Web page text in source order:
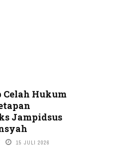
Hukum
Jampidsus
15 JULI 2026